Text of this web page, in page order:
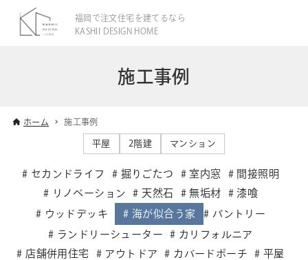
福岡で注文住宅を建てるなら
KASHII DESIGN HOME
施工事例
ホーム 施工事例
平屋 2階建 マンション
セカンドライフ 掘りごたつ 室内窓
間接照明
リノベーション
天然石 無垢材
漆喰
ウッドデッキ
海が似合う家
パントリー
ランドリーシューター
カリフォルニア
店舗併用住宅
アウトドア カバードポーチ
平屋